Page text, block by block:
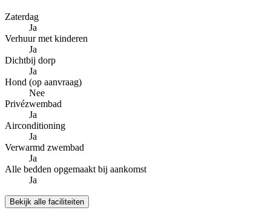
Zaterdag
Ja
Verhuur met kinderen
Ja
Dichtbij dorp
Ja
Hond (op aanvraag)
Nee
Privézwembad
Ja
Airconditioning
Ja
Verwarmd zwembad
Ja
Alle bedden opgemaakt bij aankomst
Ja
Bekijk alle faciliteiten